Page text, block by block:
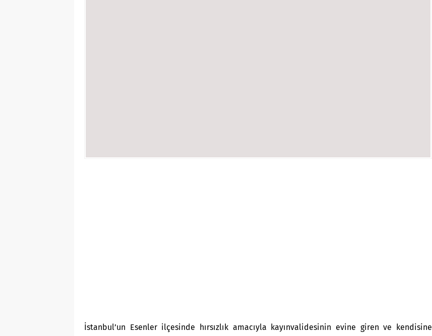
İstanbul’un Esenler ilçesinde hırsızlık amacıyla kayınvalidesinin evine giren ve kendisine